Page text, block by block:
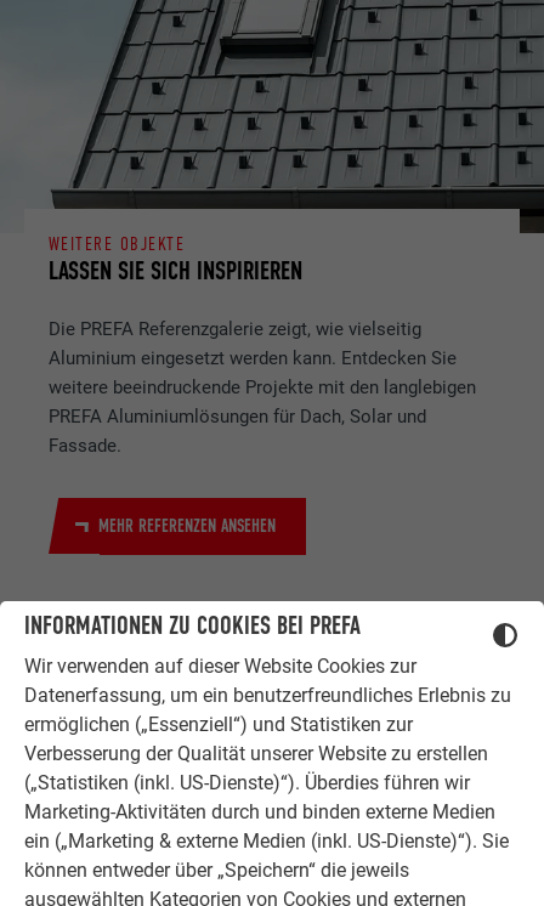
INFORMATIONEN ZU COOKIES BEI PREFA
Wir verwenden auf dieser Website Cookies zur
Datenerfassung, um ein benutzerfreundliches Erlebnis zu
ermöglichen („Essenziell“) und Statistiken zur
Verbesserung der Qualität unserer Website zu erstellen
(„Statistiken (inkl. US-Dienste)“). Überdies führen wir
Marketing-Aktivitäten durch und binden externe Medien
ein („Marketing & externe Medien (inkl. US-Dienste)“). Sie
können entweder über „Speichern“ die jeweils
ausgewählten Kategorien von Cookies und externen
LASSEN SIE SICH INSPIRIEREN
WEITERE OBJEKTE
Die PREFA Referenzgalerie zeigt, wie vielseitig
Aluminium eingesetzt werden kann. Entdecken Sie
weitere beeindruckende Projekte mit den langlebigen
PREFA Aluminiumlösungen für Dach, Solar und
Fassade.
MEHR REFERENZEN ANSEHEN
ERFAHRUNGSBERICHTE
ZUFRIEDENE KUNDEN
Ob Bauherr, Sanierer, Verarbeiter oder
Architekt - die Zufriedenheit all
unserer Kunden liegt uns am Herzen.